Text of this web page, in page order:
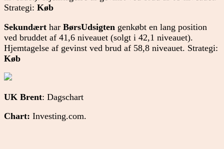
Strategi: Køb
Sekundært har BørsUdsigten genkøbt en lang position
ved bruddet af 41,6 niveauet (solgt i 42,1 niveauet).
Hjemtagelse af gevinst ved brud af 58,8 niveauet. Strategi:
Køb
UK Brent: Dagschart
Chart: Investing.com.